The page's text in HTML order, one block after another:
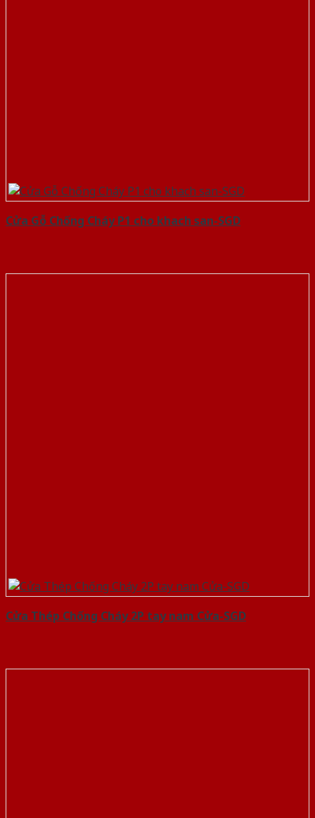
Cửa Gỗ Chống Cháy P1 cho khach san-SGD
Cửa Thép Chống Cháy 2P tay nam Cửa-SGD